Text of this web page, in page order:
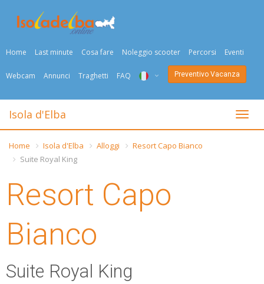
Home Last minute Cosa fare Noleggio scooter Percorsi Eventi
Webcam Annunci Traghetti FAQ
ENG
FRA
Preventivo Vacanza
Togli
Isola d'Elba
Home Isola d'Elba Alloggi
Resort Capo Bianco
Suite Royal King
Resort Capo
Bianco
Suite Royal King